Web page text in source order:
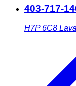
403-717-
H7P 6C8